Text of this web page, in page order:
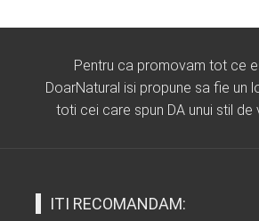
Pentru ca promovam tot ce
DoarNatural isi propune sa fie un
toti cei care spun DA unui stil de
ITI RECOMANDAM: